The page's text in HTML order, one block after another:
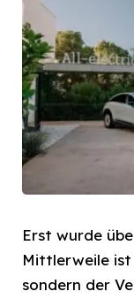
Erst wurde
Mittlerweile
sondern der